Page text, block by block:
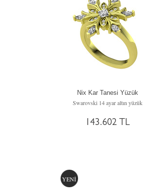
Nix Kar Tanesi Yüzük
Swarovski 14 ayar altın yüzük
143.602 TL
YENİ